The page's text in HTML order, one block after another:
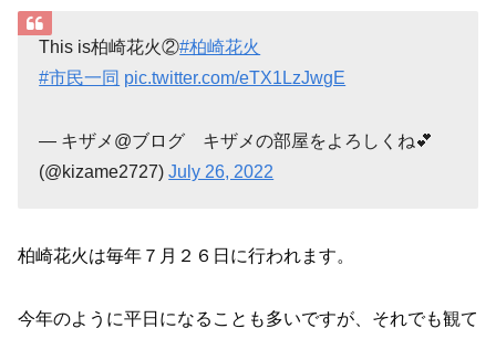
This is柏崎花火②#柏崎花火
#市民一同 pic.twitter.com/eTX1LzJwgE
— キザメ@ブログ キザメの部屋をよろしくね💕
(@kizame2727)July 26, 2022
柏崎花火は毎年７月２６日に行われます。
今年のように平日になることも多いですが、それでも観て